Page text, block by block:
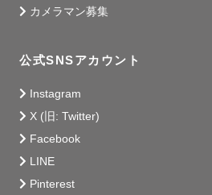
カメラマン募集
公式SNSアカウント
Instagram
X (旧: Twitter)
Facebook
LINE
Pinterest